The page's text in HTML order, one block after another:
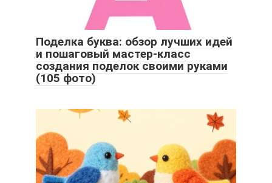
Поделка буква: обзор лучших идей
и пошаговый мастер-класс
создания поделок своими руками
(105 фото)